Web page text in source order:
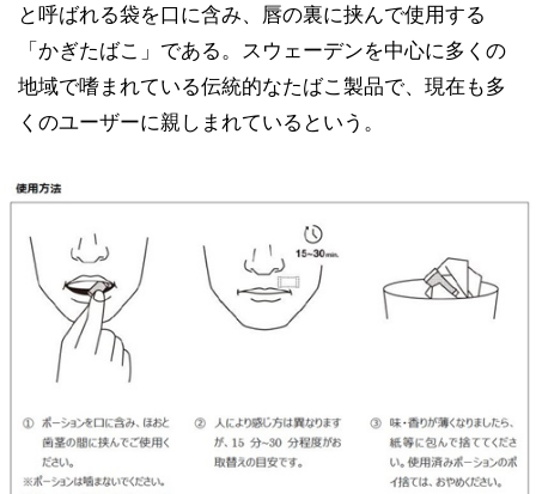
と呼ばれる袋を口に含み、唇の裏に挟んで使用する
「かぎたばこ」である。スウェーデンを中心に多くの
地域で嗜まれている伝統的なたばこ製品で、現在も多
くのユーザーに親しまれているという。